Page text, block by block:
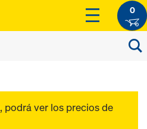
0
, podrá ver los precios de